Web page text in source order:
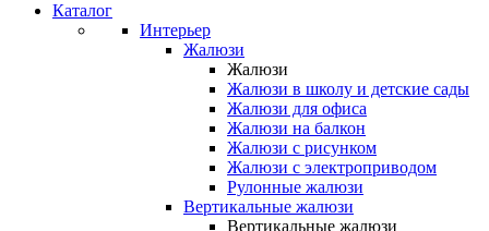
Каталог
Интерьер
Жалюзи
Жалюзи
Жалюзи в школу и детские сады
Жалюзи для офиса
Жалюзи на балкон
Жалюзи с рисунком
Жалюзи с электроприводом
Рулонные жалюзи
Вертикальные жалюзи
Вертикальные жалюзи